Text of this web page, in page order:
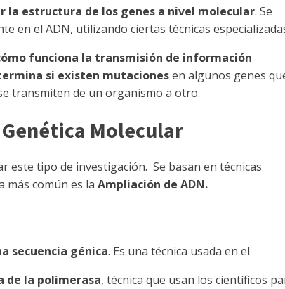
la estructura de los genes a nivel molecular. Se
en el ADN, utilizando ciertas técnicas
funciona la transmisión de información
si existen mutacionesen algunos genes
transmiten de un organismo a otro.
Molecular
este tipo de investigación. Se basan en técnicas
más común es la Ampliación de ADN.
secuencia génica. Es una técnica usada en el
de la polimerasa, técnica que usan los científicos